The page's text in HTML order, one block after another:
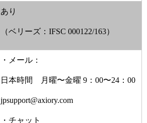
あり
（ベリーズ：IFSC 000122/163）
・メール：
日本時間 月曜〜金曜 9：00〜24：00
jpsupport@axiory.com
・チャット